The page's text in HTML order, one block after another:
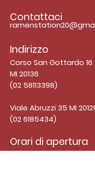
Contattaci
Indirizzo
Corso San Gottardo 16
MI 20136
(02 58113398)
Viale Abruzzi 35 MI
(02 6185434)
Orari di apertura
mar-dom : 12:00-15:00